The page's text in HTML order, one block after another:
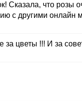
Сказала, что
с другими онлайн
за цветы !!! И за